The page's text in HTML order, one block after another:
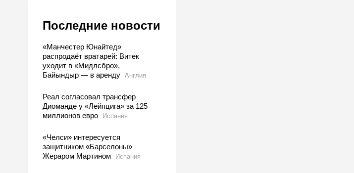
Последние новости
«Манчестер Юнайтед»
распродаёт вратарей: Витек
уходит в «Мидлсбро»,
Байындыр — в аренду Англия
Реал согласовал трансфер
Диоманде у «Лейпцига» за 125
миллионов евро
Испания
«Челси» интересуется
защитником «Барселоны»
Жераром Мартином
Испания